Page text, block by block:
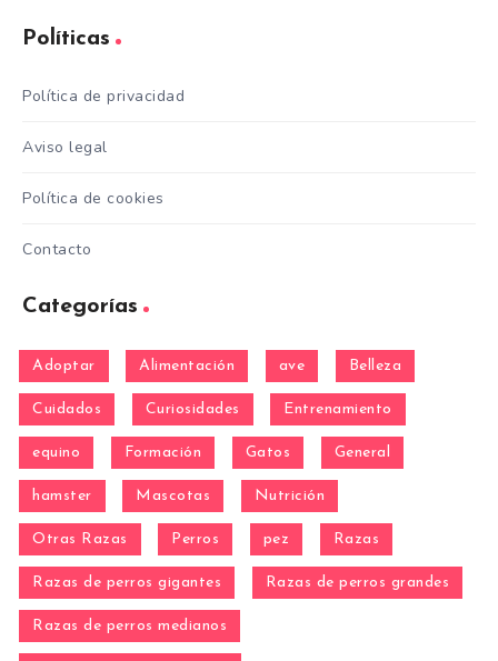
Políticas
Política de privacidad
Aviso legal
Política de cookies
Contacto
Categorías
Adoptar Alimentación ave Belleza
Cuidados Curiosidades Entrenamiento
equino Formación Gatos General
hamster Mascotas Nutrición
Otras Razas Perros pez Razas
Razas de perros gigantes Razas de perros grandes
Razas de perros medianos